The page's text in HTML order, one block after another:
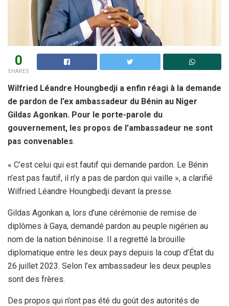
0
SHARES
Wilfried Léandre Houngbedji a enfin réagi à la demande
de pardon de l’ex ambassadeur du Bénin au Niger
Gildas Agonkan. Pour le porte-parole du
gouvernement, les propos de l’ambassadeur ne sont
pas convenables.
« C’est celui qui est fautif qui demande pardon. Le Bénin
n’est pas fautif, il n’y a pas de pardon qui vaille », a clarifié
Wilfried Léandre Houngbedji devant la presse.
Gildas Agonkan a, lors d’une cérémonie de remise de
diplômes à Gaya, demandé pardon au peuple nigérien au
nom de la nation béninoise. Il a regretté la brouille
diplomatique entre les deux pays depuis la coup d’État du
26 juillet 2023. Selon l’ex ambassadeur les deux peuples
sont des frères.
Des propos qui n’ont pas été du goût des autorités de